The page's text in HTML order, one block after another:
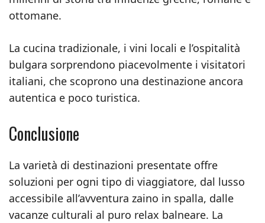
ottomane.
La cucina tradizionale, i vini locali e l’ospitalità
bulgara sorprendono piacevolmente i visitatori
italiani, che scoprono una destinazione ancora
autentica e poco turistica.
Conclusione
La varietà di destinazioni presentate offre
soluzioni per ogni tipo di viaggiatore, dal lusso
accessibile all’avventura zaino in spalla, dalle
vacanze culturali al puro relax balneare. La